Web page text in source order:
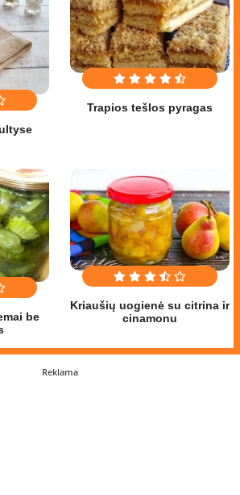
Trapios tešlos pyragas
be
Kriaušių uogienė su citrina ir
cinamonu
Reklama